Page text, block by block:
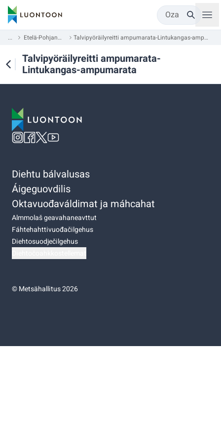
Oza
... Etelä-Pohjanmaa Talvipyöräilyreitti ampumarata-Lintukangas-ampumarata
Talvipyöräilyreitti ampumarata-
Lintukangas-ampumarata
Diehtu bálvalusas
Áigeguovdilis
Oktavuođaváldimat ja máhcahat
Almmolaš geavahaneavttut
Fáhtehahttivuođačilgehus
Diehtosuodječilgehus
©Metsähallitus 2026